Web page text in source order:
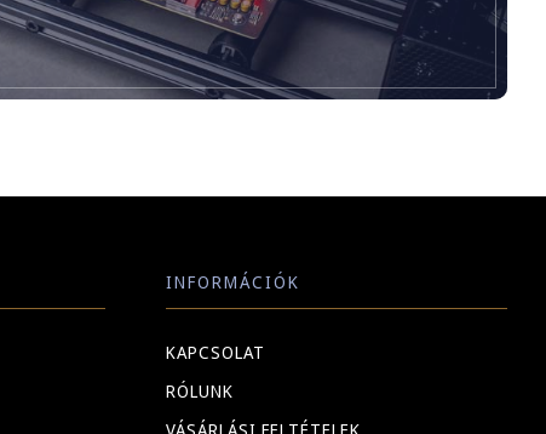
INFORMÁCIÓK
KAPCSOLAT
RÓLUNK